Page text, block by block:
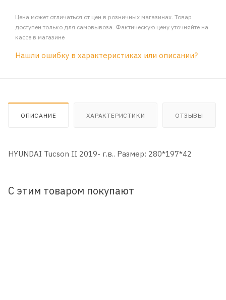
Цена может отличаться от цен в розничных магазинах. Товар
доступен только для самовывоза. Фактическую цену уточняйте на
кассе в магазине
Нашли ошибку в характеристиках или описании?
ОПИСАНИЕ ХАРАКТЕРИСТИКИ ОТЗЫВЫ
HYUNDAI Tucson II 2019- г.в.. Размер: 280*197*42
С этим товаром покупают